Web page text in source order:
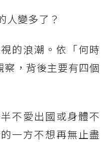
人變多了？
的浪潮。依「何時
，背後主要有四個
不愛出國或身體不
一方不想再無止盡